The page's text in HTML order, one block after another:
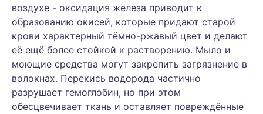
воздухе - оксидация железа приводит к
образованию окисей, которые придают старой
крови характерный тёмно-ржавый цвет и делают
её ещё более стойкой к растворению. Мыло и
моющие средства могут закрепить загрязнение в
волокнах. Перекись водорода частично
разрушает гемоглобин, но при этом
обесцвечивает ткань и оставляет повреждённые